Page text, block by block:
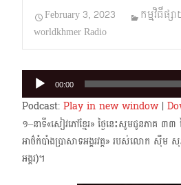
February 3, 2023
កម្មវិធីផ្ស
worldkhmer Radio
Audio
Player
00:00
Podcast: Play in new window|
១–នាទី«សៀវភៅខ្មែរ» ថ្ងៃនេះសូមជូនភាគ ៣
អាថ៌កំបាំងប្រាសាទអង្គរវត្ត»​ របស់លោក សុឹម សុ
អង្គរ)។